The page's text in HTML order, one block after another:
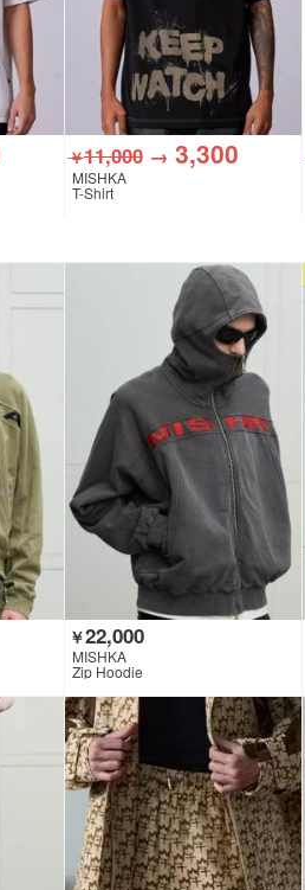
￥11,000→ 3,300
MISHKA
T-Shirt
￥22,000
MISHKA
Zip Hoodie